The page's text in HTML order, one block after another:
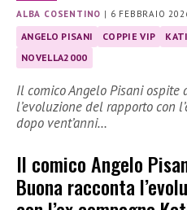
ALBA COSENTINO | 6 FEBBRAIO
ANGELO PISANI COPPIE VIP
NOVELLA2000
Il comico Angelo Pisani ospite
l’evoluzione del rapporto con
dopo vent’anni…
Il comico Angelo
Buona racconta